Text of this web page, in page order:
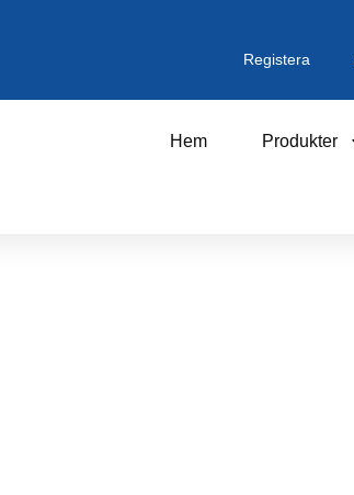
Registera
Hem Produkter